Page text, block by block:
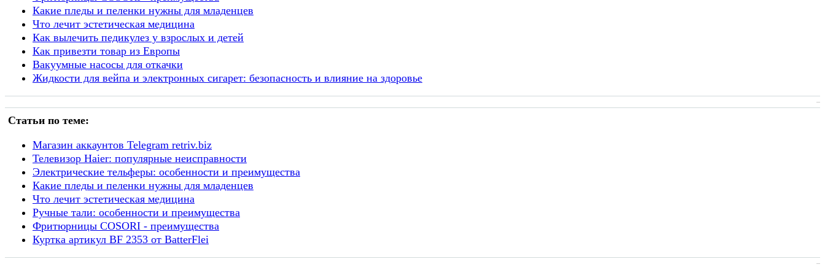
Какие пледы и пеленки нужны для младенцев
Что лечит эстетическая медицина
Как вылечить педикулез у взрослых и детей
Как привезти товар из Европы
Вакуумные насосы для откачки
Жидкости для вейпа и электронных сигарет: безопасность и влияние на здоровье
Статьи по теме:
Магазин аккаунтов Telegram retriv.biz
Телевизор Haier: популярные неисправности
Электрические тельферы: особенности и преимущества
Какие пледы и пеленки нужны для младенцев
Что лечит эстетическая медицина
Ручные тали: особенности и преимущества
Фритюрницы COSORI - преимущества
Куртка артикул BF 2353 от BatterFlei